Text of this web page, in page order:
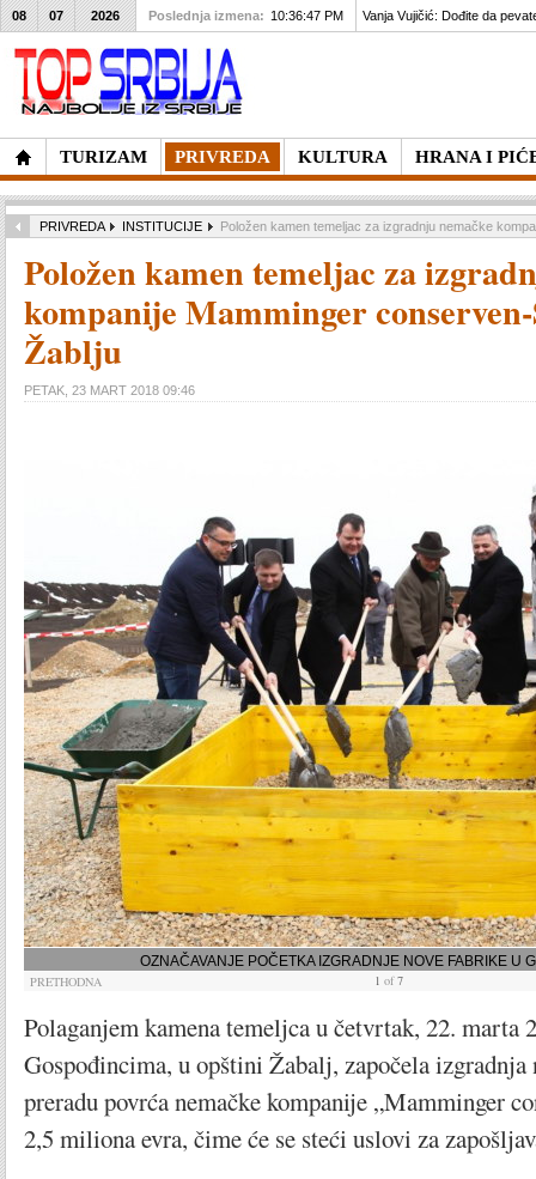
TURIZAM PRIVREDA KULTURA HRANA I
08 07 2026 Poslednja izmena: 10:36:47 PM Vanja Vujičić: Dođite da
PRIVREDA INSTITUCIJE Položen kamen temeljac za izgradnju nemačke
Položen kamen temeljac za
kompanije Mamminger
Žablju
PETAK, 23 MART 2018 09:46
OZNAČAVANJE POČETKA IZGRADNJE NOVE FABRIKE U
PRETHODNA 1 of7
Polaganjem kamena temeljca u četvrtak, 22. marta
Gospođincima, u opštini Žabalj, započela izgradnja
preradu povrća nemačke kompanije „Mamminger
2,5 miliona evra, čime će se steći uslovi za